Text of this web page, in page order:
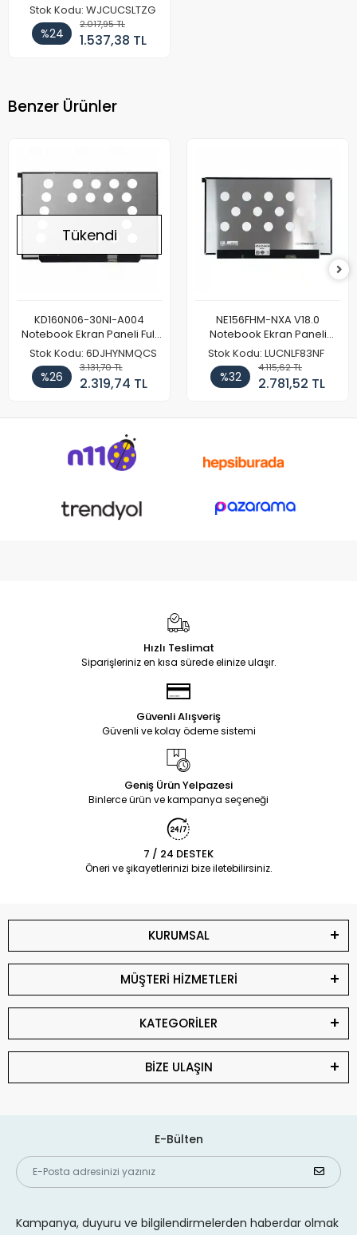
Stok Kodu: WJCUCSLTZG
%24
2.017,95 TL
1.537,38 TL
Benzer Ürünler
Tükendi
KD160N06-30NI-A004
Notebook Ekran Paneli Full
HD
Stok Kodu: 6DJHYNMQCS
%26
3.131,70 TL
2.319,74 TL
NE156FHM-NXA V18.0
Notebook Ekran Paneli
144Hz
Stok Kodu: LUCNLF83NF
%32
4.115,62 TL
2.781,52 TL
Hızlı Teslimat
Siparişleriniz en kısa sürede elinize ulaşır.
Güvenli Alışveriş
Güvenli ve kolay ödeme sistemi
Geniş Ürün Yelpazesi
Binlerce ürün ve kampanya seçeneği
7 / 24 DESTEK
Öneri ve şikayetlerinizi bize iletebilirsiniz.
KURUMSAL
MÜŞTERİ HİZMETLERİ
KATEGORİLER
BİZE ULAŞIN
E-Bülten
Kampanya, duyuru ve bilgilendirmelerden haberdar olmak